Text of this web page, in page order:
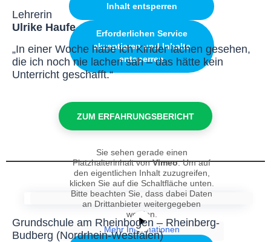
Inhalt entsperren
Erforderlichen Service
akzeptieren und Inhalte
entsperren
Lehrerin
Ulrike Haufe
„In einer Woche habe ich Kinder lachen gesehen,
die ich noch nie lachen sah – das hätte kein
Unterricht geschafft.“
ZUM ERFAHRUNGSBERICHT
Sie sehen gerade einen
Platzhalterinhalt vonVimeo. Um auf
den eigentlichen Inhalt zuzugreifen,
klicken Sie auf die Schaltfläche unten.
Bitte beachten Sie, dass dabei Daten
an Drittanbieter weitergegeben
werden.
Mehr Informationen
Grundschule am Rheinbogen – Rheinberg-
Budberg (Nordrhein-Westfalen)